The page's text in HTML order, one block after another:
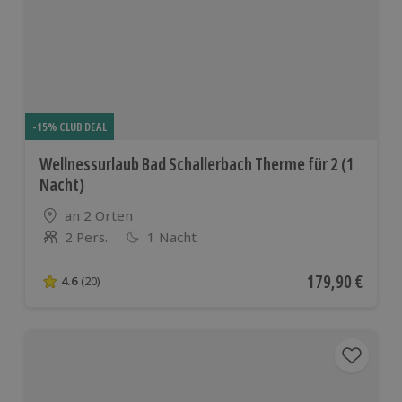
-15% CLUB DEAL
Wellnessurlaub Bad Schallerbach Therme für 2 (1
Nacht)
Standort
an 2 Orten
Anzahl der Teilnehmer
2 Pers. 1 Nacht
4.6 von 5 Sternen basierend auf 20 Bewertungen
4.6 (20) Aktueller Preis
179,90 €